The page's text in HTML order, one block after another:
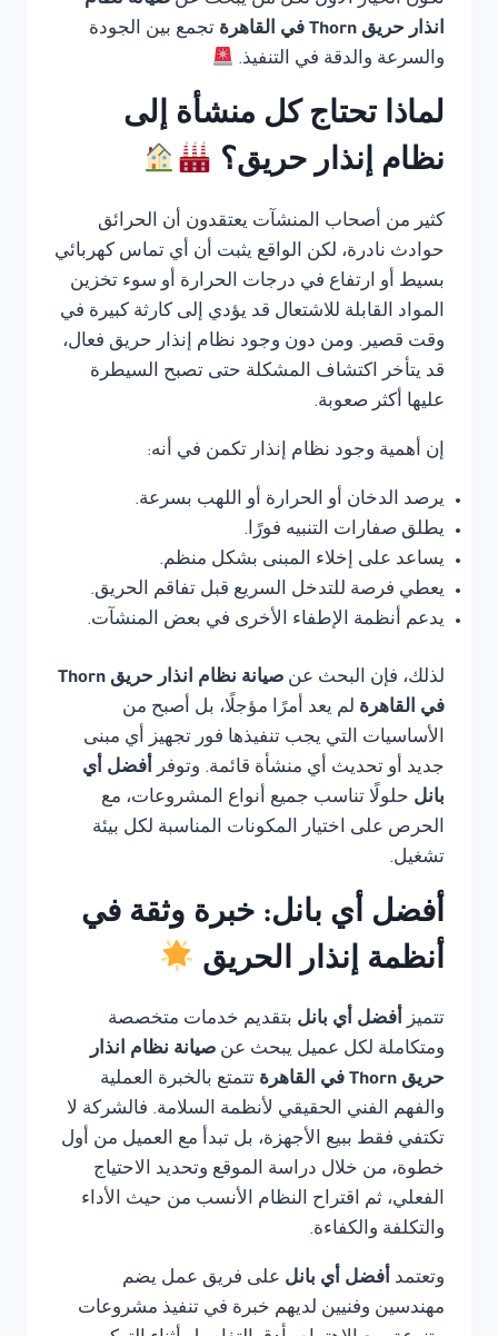
انذار حريق Thorn في القاهرة
تجمع بين الجودة
والسرعة والدقة في التنفيذ.
لماذا تحتاج كل منشأة إلى
نظام إنذار حريق؟
كثير من أصحاب المنشآت يعتقدون أن الحرائق
حوادث نادرة، لكن الواقع يثبت أن أي تماس كهربائي
بسيط أو ارتفاع في درجات الحرارة أو سوء تخزين
المواد القابلة للاشتعال قد يؤدي إلى كارثة كبيرة في
وقت قصير. ومن دون وجود نظام إنذار حريق فعال،
قد يتأخر اكتشاف المشكلة حتى تصبح السيطرة
عليها أكثر صعوبة.
إن أهمية وجود نظام إنذار تكمن في أنه:
يرصد الدخان أو الحرارة أو اللهب بسرعة.
يطلق صفارات التنبيه فورًا.
يساعد على إخلاء المبنى بشكل منظم.
يعطي فرصة للتدخل السريع قبل تفاقم الحريق.
يدعم أنظمة الإطفاء الأخرى في بعض المنشآت.
لذلك، فإن البحث عن
صيانة نظام انذار حريق Thorn
في القاهرة لم يعد أمرًا مؤجلًا، بل أصبح من
الأساسيات التي يجب تنفيذها فور تجهيز أي مبنى
جديد أو تحديث أي منشأة قائمة. وتوفر أفضل أي
بانل حلولًا تناسب جميع أنواع المشروعات، مع
الحرص على اختيار المكونات المناسبة لكل بيئة
تشغيل.
أفضل أي بانل: خبرة وثقة في
أنظمة إنذار الحريق
تتميز أفضل أي بانل بتقديم خدمات متخصصة
ومتكاملة لكل عميل يبحث عن صيانة نظام انذار
حريق Thorn في القاهرة
تتمتع بالخبرة العملية
والفهم الفني الحقيقي لأنظمة السلامة. فالشركة لا
تكتفي فقط ببيع الأجهزة، بل تبدأ مع العميل من أول
خطوة، من خلال دراسة الموقع وتحديد الاحتياج
الفعلي، ثم اقتراح النظام الأنسب من حيث الأداء
والتكلفة والكفاءة.
وتعتمد أفضل أي بانل على فريق عمل يضم
مهندسين وفنيين لديهم خبرة في تنفيذ مشروعات